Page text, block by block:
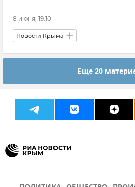
8 июня, 19:10
Новости Крыма
ГУ МЧС РФ по Республике Крым
Безопасность Республики Крым и
Еще 20